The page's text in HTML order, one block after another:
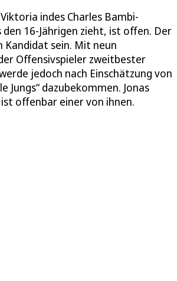
indes Charles Bambi-
den 16-Jährigen zieht, ist offen. Der
Kandidat sein. Mit neun
Offensivspieler zweitbester
jedoch nach Einschätzung von
Jungs“ dazubekommen. Jonas
offenbar einer von ihnen.